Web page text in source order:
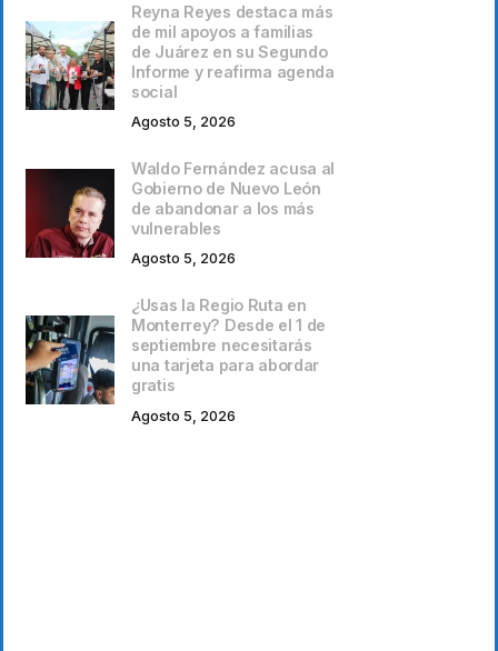
Reyna Reyes destaca más
de mil apoyos a familias
de Juárez en su Segundo
Informe y reafirma agenda
social
Agosto 5, 2026
Waldo Fernández acusa al
Gobierno de Nuevo León
de abandonar a los más
vulnerables
Agosto 5, 2026
¿Usas la Regio Ruta en
Monterrey? Desde el 1 de
septiembre necesitarás
una tarjeta para abordar
gratis
Agosto 5, 2026